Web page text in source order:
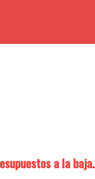
a la baja.